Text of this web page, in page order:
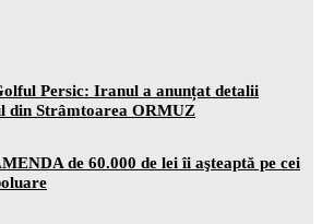
Persic: Iranul a anunțat detalii
din Strâmtoarea ORMUZ
de 60.000 de lei îi aşteaptă pe cei